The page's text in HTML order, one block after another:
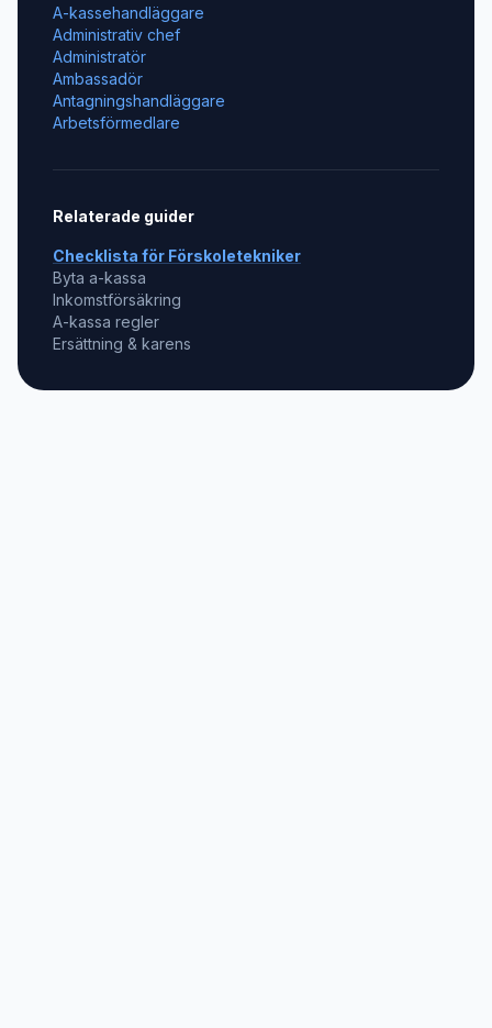
A-kassehandläggare
Administrativ chef
Administratör
Ambassadör
Antagningshandläggare
Arbetsförmedlare
Relaterade guider
Checklista för Förskoletekniker
Byta a-kassa
Inkomstförsäkring
A-kassa regler
Ersättning & karens